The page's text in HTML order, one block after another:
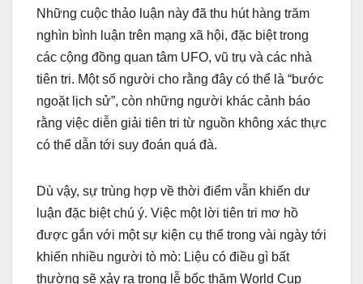
Những cuộc thảo luận này đã thu hút hàng trăm
nghìn bình luận trên mạng xã hội, đặc biệt trong
các cộng đồng quan tâm UFO, vũ trụ và các nhà
tiên tri. Một số người cho rằng đây có thể là “bước
ngoặt lịch sử”, còn những người khác cảnh báo
rằng việc diễn giải tiên tri từ nguồn không xác thực
có thể dẫn tới suy đoán quá đà.
Dù vậy, sự trùng hợp về thời điểm vẫn khiến dư
luận đặc biệt chú ý. Việc một lời tiên tri mơ hồ
được gắn với một sự kiện cụ thể trong vài ngày tới
khiến nhiều người tò mò: Liệu có điều gì bất
thường sẽ xảy ra trong lễ bốc thăm World Cup